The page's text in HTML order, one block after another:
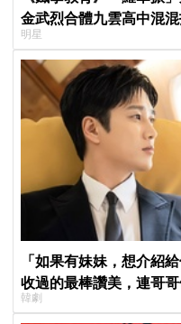
金武烈合體九雲高中混
嚇壞反應笑翻劇迷：根本
明星
「如果有妹妹，想介紹
收過的最棒讚美，連哥
韓劇